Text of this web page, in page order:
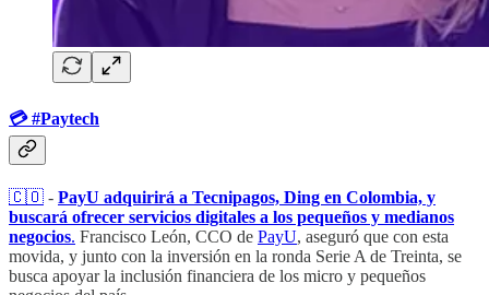
💳 #Paytech
🇨🇴 - PayU adquirirá a Tecnipagos, Ding en Colombia, y
buscará ofrecer servicios digitales a los pequeños y medianos
negocios. Francisco León, CCO de PayU, aseguró que con esta
movida, y junto con la inversión en la ronda Serie A de Treinta, se
busca apoyar la inclusión financiera de los micro y pequeños